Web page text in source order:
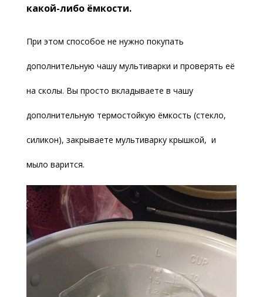
какой-либо ёмкости.
При этом способое не нужно покупать
дополнительную чашу мультиварки и проверять её
на сколы. Вы просто вкладываете в чашу
дополнительную термостойкую ёмкость (стекло,
силикон), закрываете мультиварку крышкой, и
мыло варится.